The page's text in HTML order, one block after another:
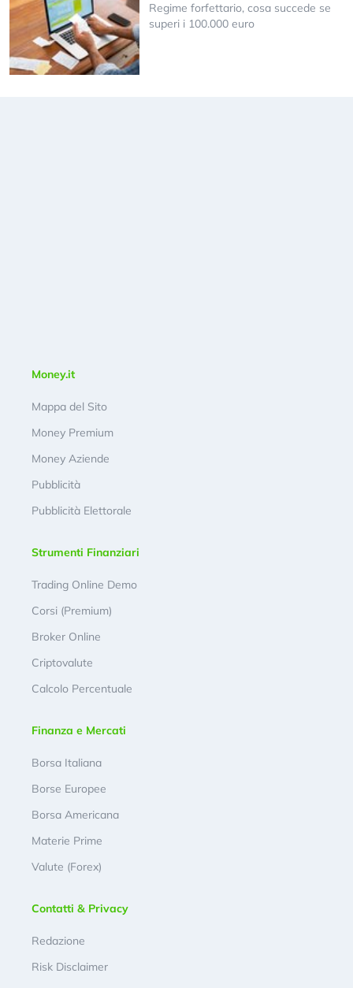
Regime forfettario, cosa succede se
superi i 100.000 euro
Money.it
Mappa del Sito
Money Premium
Money Aziende
Pubblicità
Pubblicità Elettorale
Strumenti Finanziari
Trading Online Demo
Corsi (Premium)
Broker Online
Criptovalute
Calcolo Percentuale
Finanza e Mercati
Borsa Italiana
Borse Europee
Borsa Americana
Materie Prime
Valute (Forex)
Contatti & Privacy
Redazione
Risk Disclaimer